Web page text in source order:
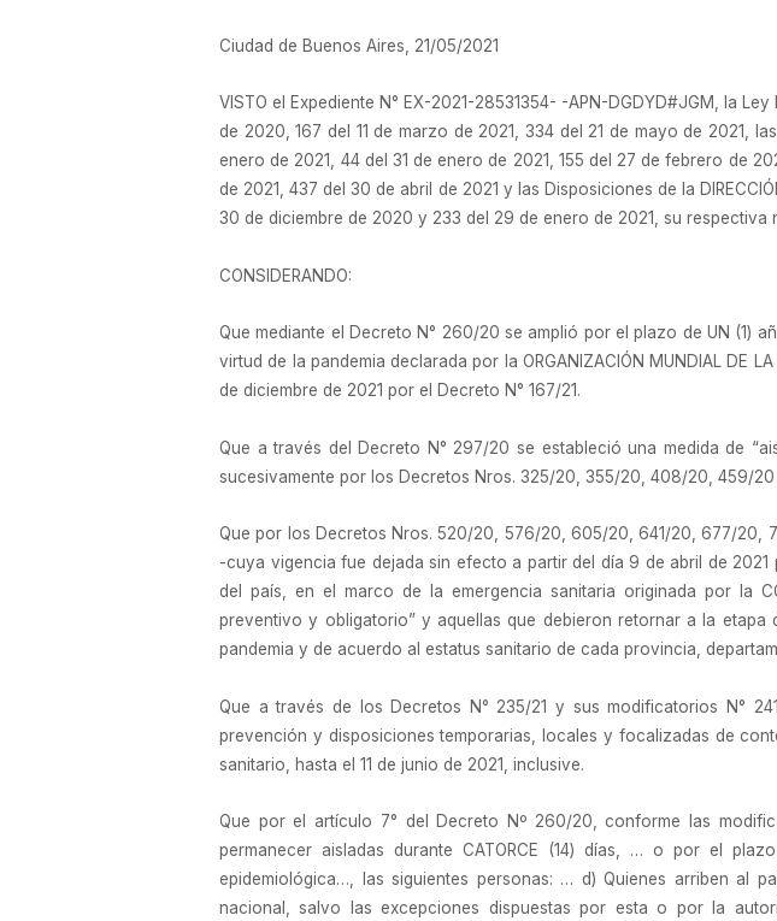
Ciudad de Buenos Aires, 21/05/2021
VISTO el Expediente N° EX-2021-28531354- -APN-DGDYD#JGM, la
de 2020, 167 del 11 de marzo de 2021, 334 del 21 de mayo de 2021,
enero de 2021, 44 del 31 de enero de 2021, 155 del 27 de febrero de
de 2021, 437 del 30 de abril de 2021 y las Disposiciones de la
30 de diciembre de 2020 y 233 del 29 de enero de 2021, su
CONSIDERANDO:
Que mediante el Decreto N° 260/20 se amplió por el plazo de UN (1)
virtud de la pandemia declarada por la ORGANIZACIÓN MUNDIAL DE
de diciembre de 2021 por el Decreto N° 167/21.
Que a través del Decreto N° 297/20 se estableció una medida de
sucesivamente por los Decretos Nros. 325/20, 355/20, 408/20, 459/
Que por los Decretos Nros. 520/20, 576/20, 605/20, 641/20, 677/20,
-cuya vigencia fue dejada sin efecto a partir del día 9 de abril de
del país, en el marco de la emergencia sanitaria originada por la
preventivo y obligatorio” y aquellas que debieron retornar a la
pandemia y de acuerdo al estatus sanitario de cada provincia,
Que a través de los Decretos N° 235/21 y sus modificatorios N°
prevención y disposiciones temporarias, locales y focalizadas de
sanitario, hasta el 11 de junio de 2021, inclusive.
Que por el artículo 7° del Decreto Nº 260/20, conforme las
permanecer aisladas durante CATORCE (14) días, … o por el
epidemiológica…, las siguientes personas: … d) Quienes arriben al
nacional, salvo las excepciones dispuestas por esta o por la